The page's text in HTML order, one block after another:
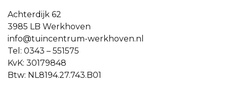
Achterdijk 62
3985 LB Werkhoven
info@tuincentrum-werkhoven.nl
Tel: 0343 – 551575
KvK: 30179848
Btw: NL8194.27.743.B01